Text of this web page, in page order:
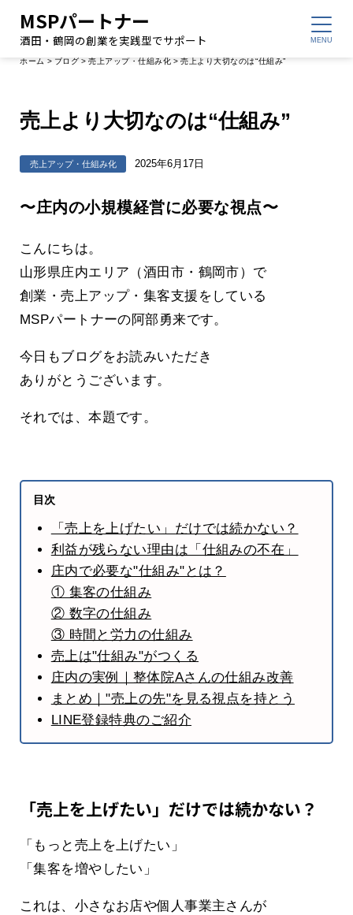
MSPパートナー
酒田・鶴岡の創業を実践型でサポート
ホーム > ブログ >売上アップ・仕組み化 >売上より大切なのは“仕組み”
売上より大切なのは“仕組み”
売上アップ・仕組み化 2025年6月17日
〜庄内の小規模経営に必要な視点〜
こんにちは。
山形県庄内エリア（酒田市・鶴岡市）で
創業・売上アップ・集客支援をしている
MSPパートナーの阿部勇来です。
今日もブログをお読みいただき
ありがとうございます。
それでは、本題です。
目次
「売上を上げたい」だけでは続かない？
利益が残らない理由は「仕組みの不在」
庄内で必要な"仕組み"とは？
① 集客の仕組み
② 数字の仕組み
③ 時間と労力の仕組み
売上は"仕組み"がつくる
庄内の実例｜整体院Aさんの仕組み改善
まとめ｜"売上の先"を見る視点を持とう
LINE登録特典のご紹介
「売上を上げたい」だけでは続かない？
「もっと売上を上げたい」
「集客を増やしたい」
これは、小さなお店や個人事業主さんが